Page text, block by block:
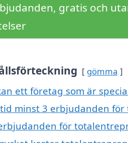
gratis och
gömma
ett företag som är
minst 3 erbjudanden
för